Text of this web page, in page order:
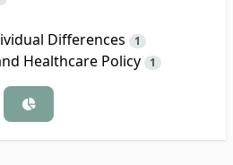
Differences 1
Healthcare Policy 1